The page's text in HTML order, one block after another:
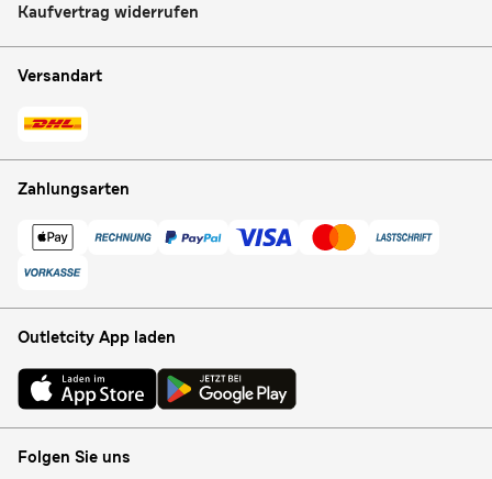
Kaufvertrag widerrufen
Versandart
Zahlungsarten
Outletcity App laden
Folgen Sie uns